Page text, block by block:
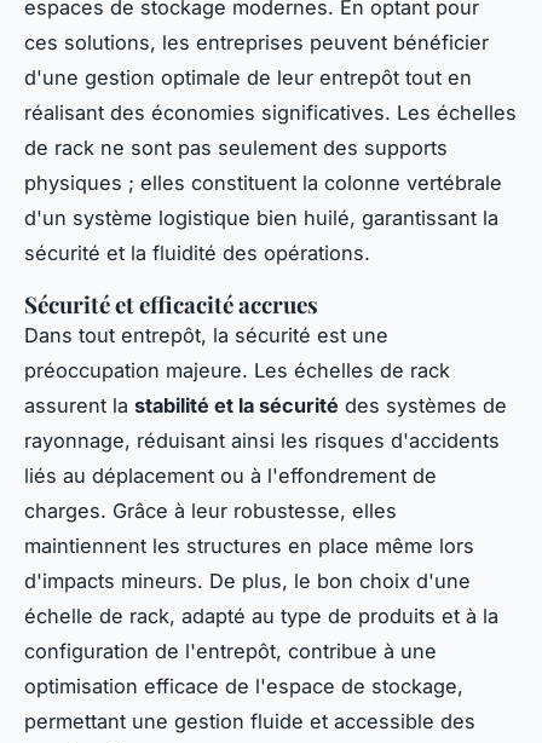
espaces de stockage modernes. En optant pour
ces solutions, les entreprises peuvent bénéficier
d'une gestion optimale de leur entrepôt tout en
réalisant des économies significatives. Les échelles
de rack ne sont pas seulement des supports
physiques ; elles constituent la colonne vertébrale
d'un système logistique bien huilé, garantissant la
sécurité et la fluidité des opérations.
Sécurité et efficacité accrues
Dans tout entrepôt, la sécurité est une
préoccupation majeure. Les échelles de rack
assurent la stabilité et la sécurité des systèmes de
rayonnage, réduisant ainsi les risques d'accidents
liés au déplacement ou à l'effondrement de
charges. Grâce à leur robustesse, elles
maintiennent les structures en place même lors
d'impacts mineurs. De plus, le bon choix d'une
échelle de rack, adapté au type de produits et à la
configuration de l'entrepôt, contribue à une
optimisation efficace de l'espace de stockage,
permettant une gestion fluide et accessible des